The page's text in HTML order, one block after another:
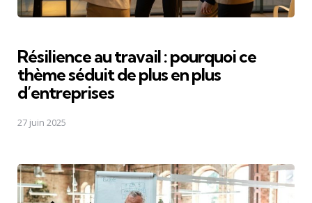
Résilience au travail : pourquoi ce
thème séduit de plus en plus
d’entreprises
27 juin 2025